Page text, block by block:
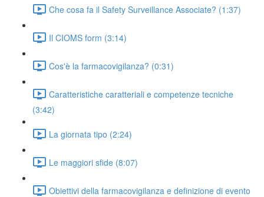
Che cosa fa il Safety Surveillance Associate? (1:37)
Il CIOMS form (3:14)
Cos'è la farmacovigilanza? (0:31)
Caratteristiche caratteriali e competenze tecniche
(3:42)
La giornata tipo (2:24)
Le maggiori sfide (8:07)
Obiettivi della farmacovigilanza e definizione di evento